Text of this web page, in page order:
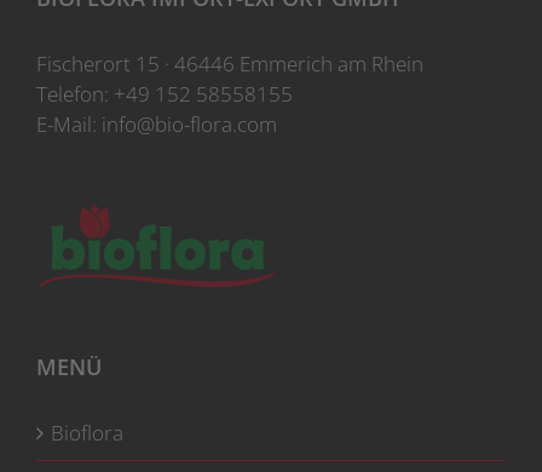
Fischerort 15 · 46446 Emmerich am Rhein
Telefon: +49 152 58558155
E-Mail: info@bio-flora.com
MENÜ
Bioflora